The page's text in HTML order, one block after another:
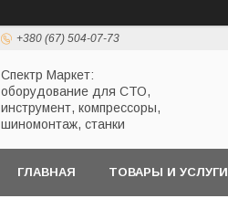
+380 (67) 504-07-73
Спектр Маркет:
оборудование для СТО,
инструмент, компрессоры,
шиномонтаж, станки
ГЛАВНАЯ ТОВАРЫ И УСЛУГИ